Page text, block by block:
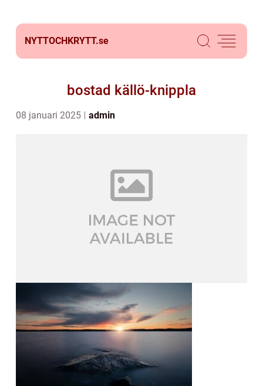
NYTTOCHKRYTT.se
bostad källö-knippla
08 januari 2025 admin